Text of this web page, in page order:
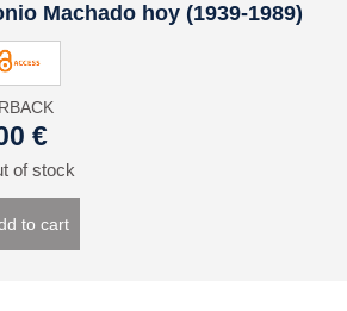
Machado hoy (1939-1989)
€
of stock
to cart